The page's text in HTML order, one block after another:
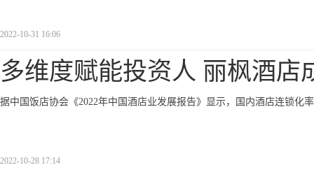
2022-10-31 16:06
多维度赋能投资人 丽枫酒店
据中国饭店协会《2022年中国酒店业发展报告》显示，国内酒店连锁化
2022-10-28 17:14